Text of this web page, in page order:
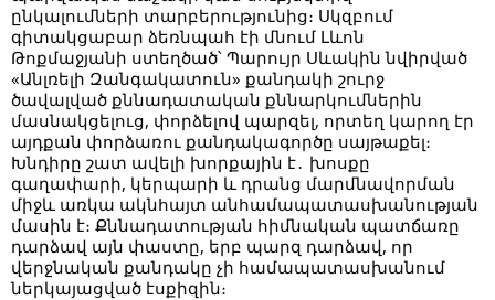
ընկալումների տարբերությունից։ Սկզբում
գիտակցաբար ձեռնպահ էի մնում Լևոն
Թոքմաջյանի ստեղծած՝ Պարույր Սևակին նվիրված
«Անլռելի Զանգակատուն» քանդակի շուրջ
ծավալված քննադատական քննարկումներին
մասնակցելուց, փորձելով պարզել, որտեղ կարող էր
այդքան փորձառու քանդակագործը սայթաքել։
Խնդիրը շատ ավելի խորքային է․ խոսքը
գաղափարի, կերպարի և դրանց մարմնավորման
միջև առկա ակնհայտ անհամապատասխանության
մասին է։ Քննադատության հիմնական պատճառը
դարձավ այն փաստը, երբ պարզ դարձավ, որ
վերջնական քանդակը չի համապատասխանում
ներկայացված էսքիզին։